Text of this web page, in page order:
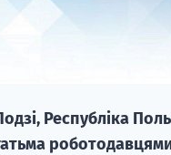
Республіка